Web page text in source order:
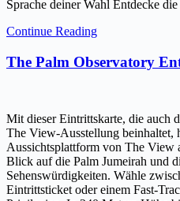
Sprache deiner Wahl Entdecke
Continue Reading
The Palm Observatory
Mit dieser Eintrittskarte, die auch
The View-Ausstellung beinhaltet,
Aussichtsplattform von The View
Blick auf die Palm Jumeirah und
Sehenswürdigkeiten. Wähle
Eintrittsticket oder einem Fast-